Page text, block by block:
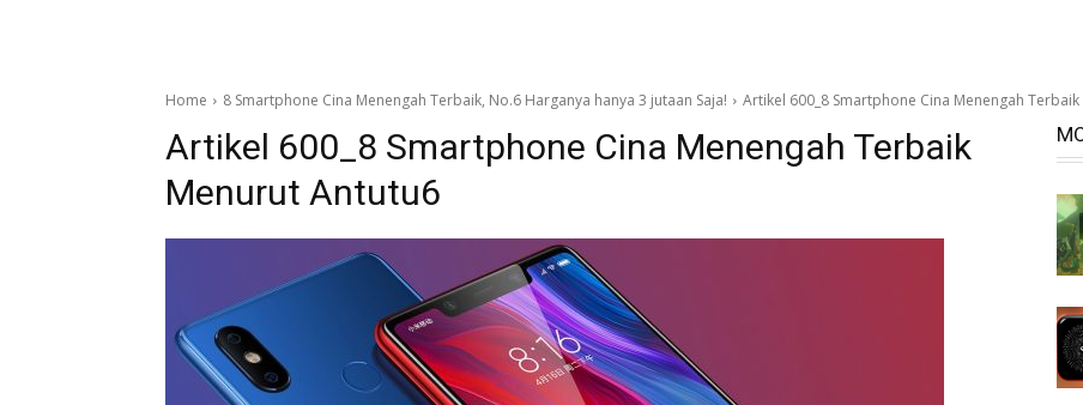
Home 8 Smartphone Cina Menengah Terbaik, No.6 Harganya hanya 3 jutaan Saja! Artikel 600_8 Smartphone Cina Menengah
Artikel 600_8 Smartphone Cina Menengah Terbaik
Menurut Antutu6